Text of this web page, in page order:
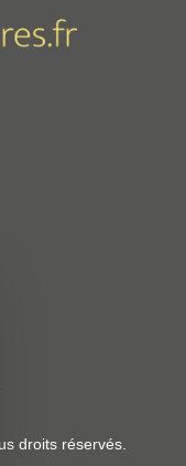
droits réservés.
cookie